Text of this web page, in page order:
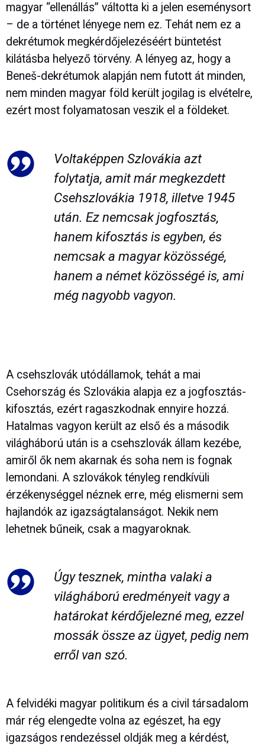
magyar “ellenállás” váltotta ki a jelen eseménysort
– de a történet lényege nem ez. Tehát nem ez a
dekrétumok megkérdőjelezéséért büntetést
kilátásba helyező törvény. A lényeg az, hogy a
Beneš-dekrétumok alapján nem futott át minden,
nem minden magyar föld került jogilag is elvételre,
ezért most folyamatosan veszik el a földeket.
Voltaképpen Szlovákia azt
folytatja, amit már megkezdett
Csehszlovákia 1918, illetve 1945
után. Ez nemcsak jogfosztás,
hanem kifosztás is egyben, és
nemcsak a magyar közösségé,
hanem a német közösségé is, ami
még nagyobb vagyon.
A csehszlovák utódállamok, tehát a mai
Csehország és Szlovákia alapja ez a jogfosztás-
kifosztás, ezért ragaszkodnak ennyire hozzá.
Hatalmas vagyon került az első és a második
világháború után is a csehszlovák állam kezébe,
amiről ők nem akarnak és soha nem is fognak
lemondani. A szlovákok tényleg rendkívüli
érzékenységgel néznek erre, még elismerni sem
hajlandók az igazságtalanságot. Nekik nem
lehetnek bűneik, csak a magyaroknak.
Úgy tesznek, mintha valaki a
világháború eredményeit vagy a
határokat kérdőjelezné meg, ezzel
mossák össze az ügyet, pedig nem
erről van szó.
A felvidéki magyar politikum és a civil társadalom
már rég elengedte volna az egészet, ha egy
igazságos rendezéssel oldják meg a kérdést,